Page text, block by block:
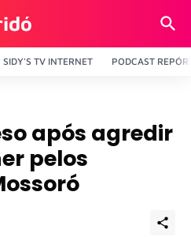
SIDY'S TV INTERNET PODCAST
após agredir
pelos